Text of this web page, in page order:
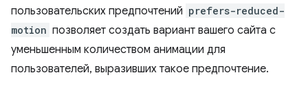
пользовательских предпочтений prefers-reduced-
motion позволяет создать вариант вашего сайта с
уменьшенным количеством анимации для
пользователей, выразивших такое предпочтение.